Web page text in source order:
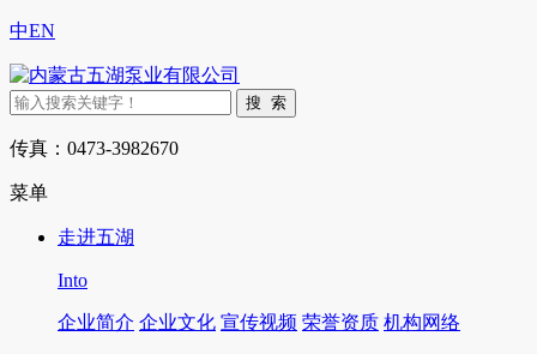
中EN
传真：0473-3982670
菜单
走进五湖
Into
企业简介 企业文化 宣传视频 荣誉资质 机构网络